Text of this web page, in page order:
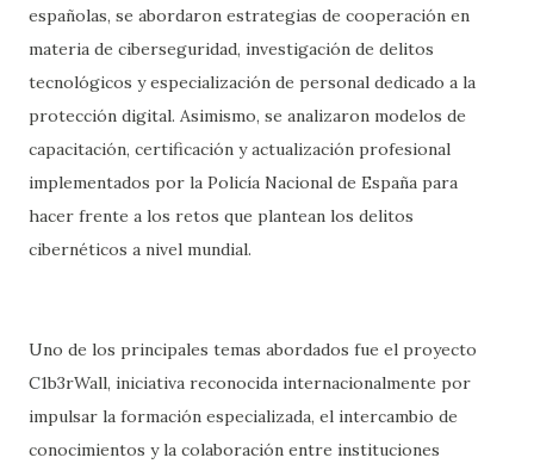
españolas, se abordaron estrategias de cooperación en
materia de ciberseguridad, investigación de delitos
tecnológicos y especialización de personal dedicado a la
protección digital. Asimismo, se analizaron modelos de
capacitación, certificación y actualización profesional
implementados por la Policía Nacional de España para
hacer frente a los retos que plantean los delitos
cibernéticos a nivel mundial.
Uno de los principales temas abordados fue el proyecto
C1b3rWall, iniciativa reconocida internacionalmente por
impulsar la formación especializada, el intercambio de
conocimientos y la colaboración entre instituciones